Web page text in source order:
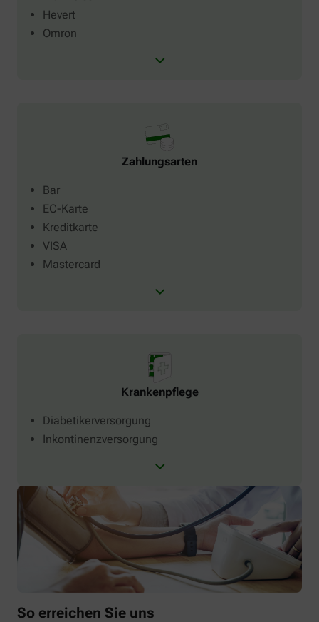
Hevert
Omron
Zahlungsarten
Bar
EC-Karte
Kreditkarte
VISA
Mastercard
Krankenpflege
Diabetikerversorgung
Inkontinenzversorgung
So erreichen Sie uns